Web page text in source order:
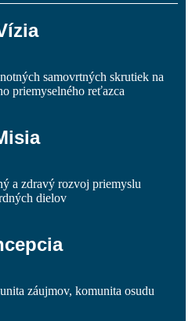
samovrtných skrutiek na
priemyselného reťazca
a zdravý rozvoj priemyslu
dielov
záujmov, komunita osudu